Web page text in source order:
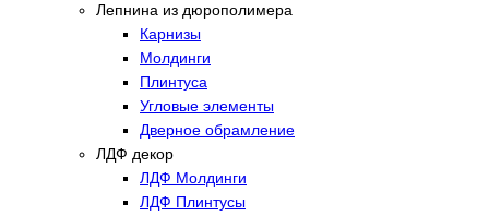
Лепнина из дюрополимера
Карнизы
Молдинги
Плинтуса
Угловые элементы
Дверное обрамление
ЛДФ декор
ЛДФ Молдинги
ЛДФ Плинтусы